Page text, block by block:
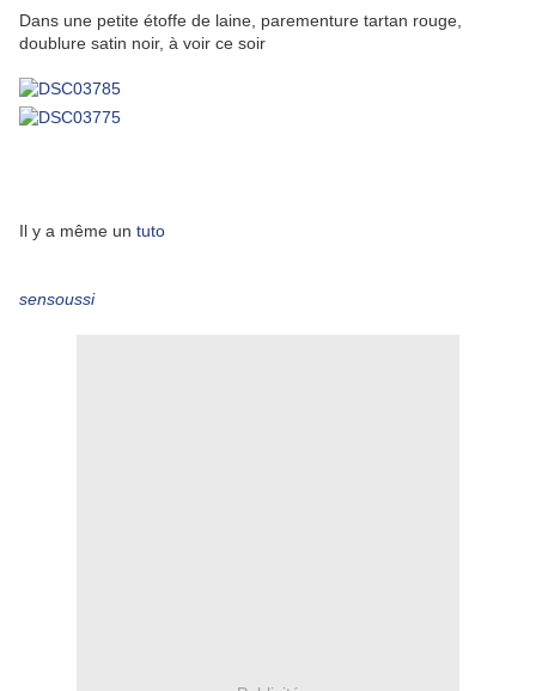
Dans une petite étoffe de laine, parementure tartan rouge,
doublure satin noir, à voir ce soir
Il y a même un tuto
sensoussi